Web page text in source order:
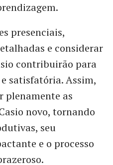
presenciais,
e considerar
contribuirão para
satisfatória. Assim,
plenamente as
novo, tornando
seu
e o processo